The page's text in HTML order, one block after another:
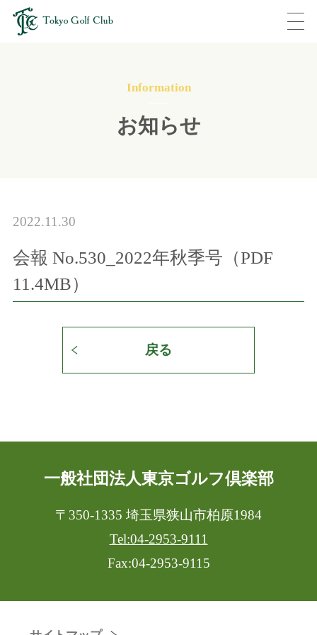
Information
お知らせ
2022.11.30
会報 No.530_2022年秋季号（PDF
11.4MB）
戻る
一般社団法人東京ゴルフ倶楽部
〒350-1335 埼玉県狭山市柏原1984
Tel:04-2953-9111
Fax:04-2953-9115